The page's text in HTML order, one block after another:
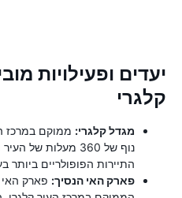
יעדים ופעילויות
קלגרי
מגדל קלגרי: ממוקם במרכז
נוף של 360 מעלות
התיירות הפופולריים ביותר
פארק האי הנסיך: פארק